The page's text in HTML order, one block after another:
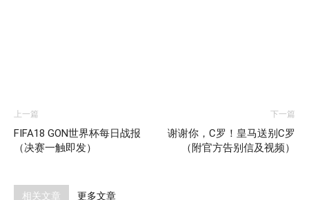
上一篇
FIFA18 GON世界杯每日战报
（决赛一触即发）
下一篇
谢谢你，C罗！皇马送别C罗
（附官方告别信及视频）
相关文章 更多文章